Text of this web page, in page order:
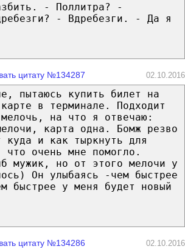
- Поллитра? -
- Вдребезги. - Да я
цитату №134287 02.10.2016
пытаюсь купить билет на
в терминале. Подходит
на что я отвечаю:
карта одна. Бомж резво
куда и как тыркнуть для
что очень мне помогло.
мужик, но от этого мелочи у
Он улыбаясь -чем быстрее
быстрее у меня будет новый
цитату №134286 02.10.2016